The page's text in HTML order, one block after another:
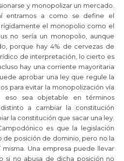
y monopolizar un mercado.
entramos a como se define el
el monopolio como el
no sería un monopolio, aunque
porque hay 4% de cervezas de
de interpretación, lo cierto es
hay una corriente mayoritaria
aprobar una ley que regule la
para evitar la monopolización vía
sea objetable en términos
a cambiar la constitución
la constitución que sacar una ley.
es que la legislación
de posición de dominio, pero no la
Una empresa puede llevar
si no abusa de dicha posición no